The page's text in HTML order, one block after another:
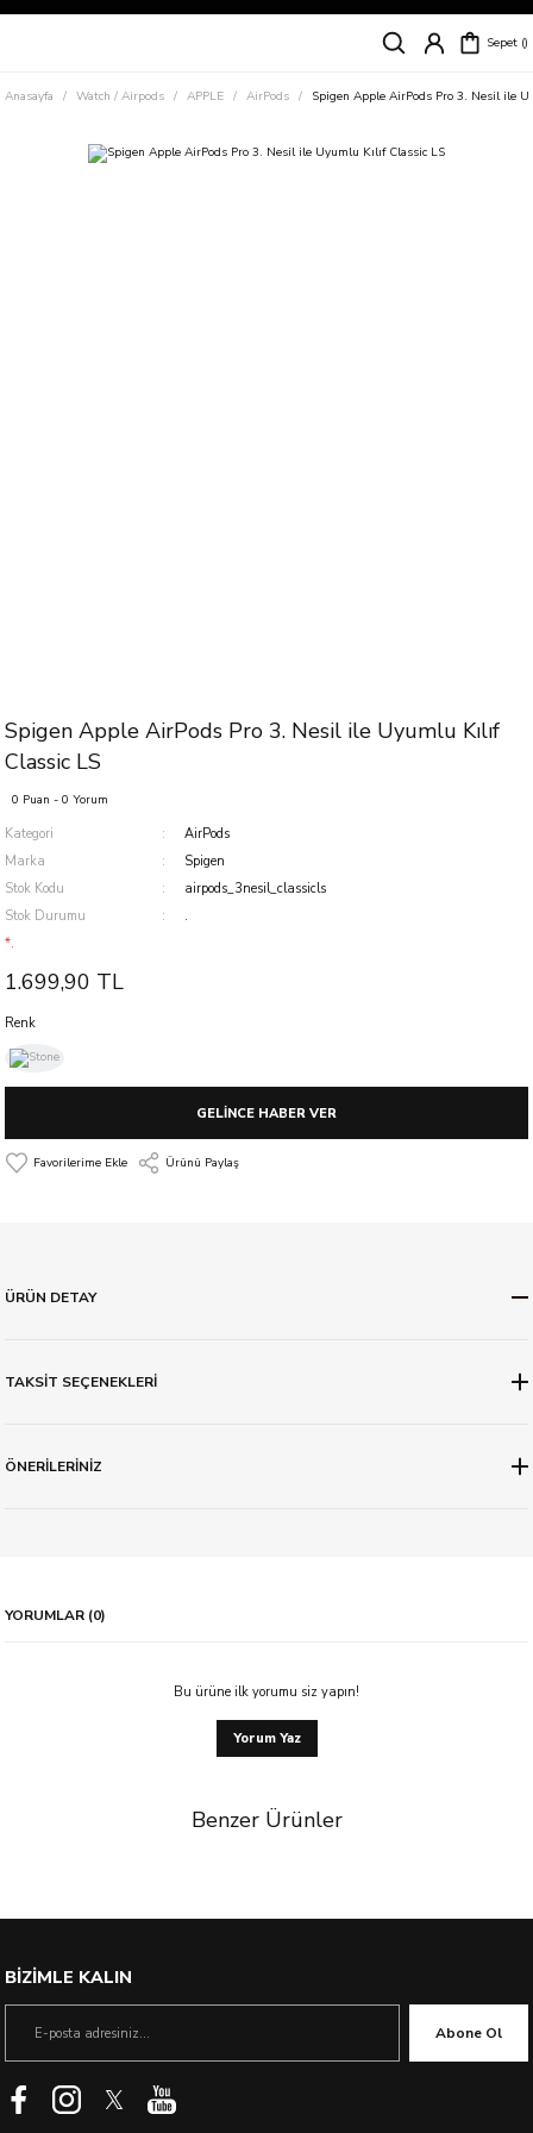
Siparişleriniz
Süper İndirimli Fiyatlar
Sepet
Anasayfa Watch / Airpods APPLE AirPods Spigen Apple AirPods Pro 3. Nesil ile
Spigen Apple AirPods Pro 3. Nesil ile Uyumlu Kılıf
Classic LS
0 Puan - 0 Yorum
Kategori
AirPods
Marka
Spigen
Stok Kodu
airpods_3nesil_classicls
Stok Durumu
.
*.
1.699,90 TL
Renk
GELİNCE HABER VER
Ürünü Paylaş
ÜRÜN DETAY
TAKSİT SEÇENEKLERİ
ÖNERİLERİNİZ
YORUMLAR (0)
Bu ürüne ilk yorumu siz yapın!
Yorum Yaz
Benzer Ürünler
BİZİMLE KALIN
Abone Ol